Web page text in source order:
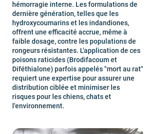
hémorragie interne. Les formulations de
dernière génération, telles que les
hydroxycoumarins et les indandiones,
offrent une efficacité accrue, même à
faible dosage, contre les populations de
rongeurs résistantes. L'application de ces
poisons raticides (Brodifacoum et
Diféthialone) parfois appelés "mort au rat"
requiert une expertise pour assurer une
distribution ciblée et minimiser les
risques pour les chiens, chats et
l'environnement.